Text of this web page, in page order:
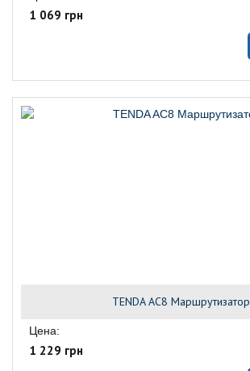
1 069 грн
TENDA AC8 Маршрутизатор
Цена:
1 229 грн